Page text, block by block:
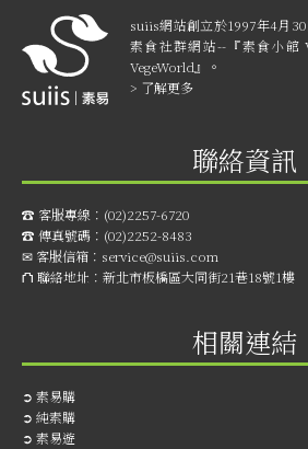
suiis網站創立於1997年4月
素食社群網站--『素食小館
VegeWorld』。
> 了解更多
聯絡資訊
☎︎ 客服專線： (02)2257-6720
☎︎ 傳真號碼： (02)2252-8483
✉ 客服信箱： service@suiis.com
⛫ 聯絡地址： 新北市板橋區大同街21巷18號1樓
相關連結
➲ 素易購
➲ 純素購
➲ 素易遊